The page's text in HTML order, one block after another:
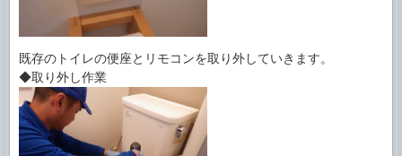
既存のトイレの便座とリモコンを取り外していきます。
◆取り外し作業